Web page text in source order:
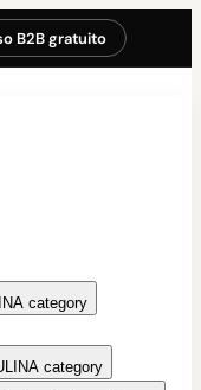
B2B gratuito
category
category